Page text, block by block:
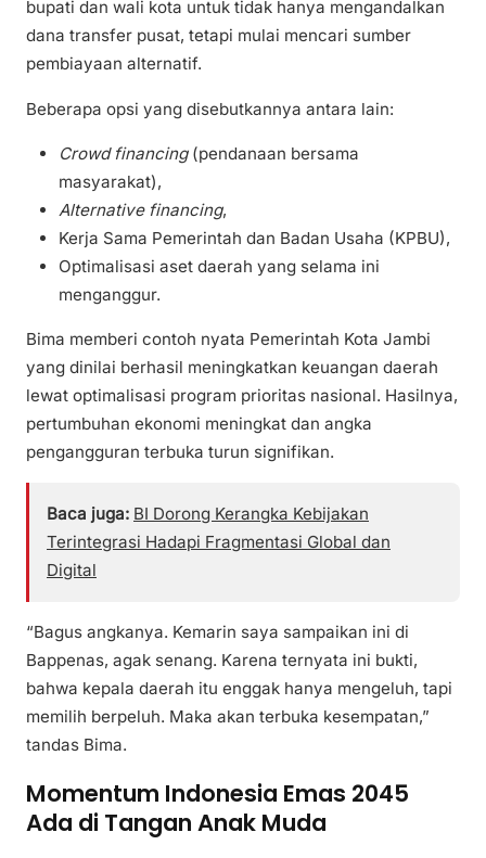
bupati dan wali kota untuk tidak hanya mengandalkan
dana transfer pusat, tetapi mulai mencari sumber
pembiayaan alternatif.
Beberapa opsi yang disebutkannya antara lain:
Crowd financing(pendanaan bersama
masyarakat),
Alternative financing,
Kerja Sama Pemerintah dan Badan Usaha (KPBU),
Optimalisasi aset daerah yang selama ini
menganggur.
Bima memberi contoh nyata Pemerintah Kota Jambi
yang dinilai berhasil meningkatkan keuangan daerah
lewat optimalisasi program prioritas nasional. Hasilnya,
pertumbuhan ekonomi meningkat dan angka
pengangguran terbuka turun signifikan.
Baca juga: BI Dorong Kerangka Kebijakan
Terintegrasi Hadapi Fragmentasi Global dan
Digital
“Bagus angkanya. Kemarin saya sampaikan ini di
Bappenas, agak senang. Karena ternyata ini bukti,
bahwa kepala daerah itu enggak hanya mengeluh, tapi
memilih berpeluh. Maka akan terbuka kesempatan,”
tandas Bima.
Momentum Indonesia Emas 2045
Ada di Tangan Anak Muda